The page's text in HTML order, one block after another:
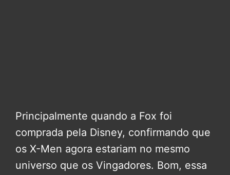
Principalmente quando a Fox foi
comprada pela Disney, confirmando que
os X-Men agora estariam no mesmo
universo que os Vingadores. Bom, essa